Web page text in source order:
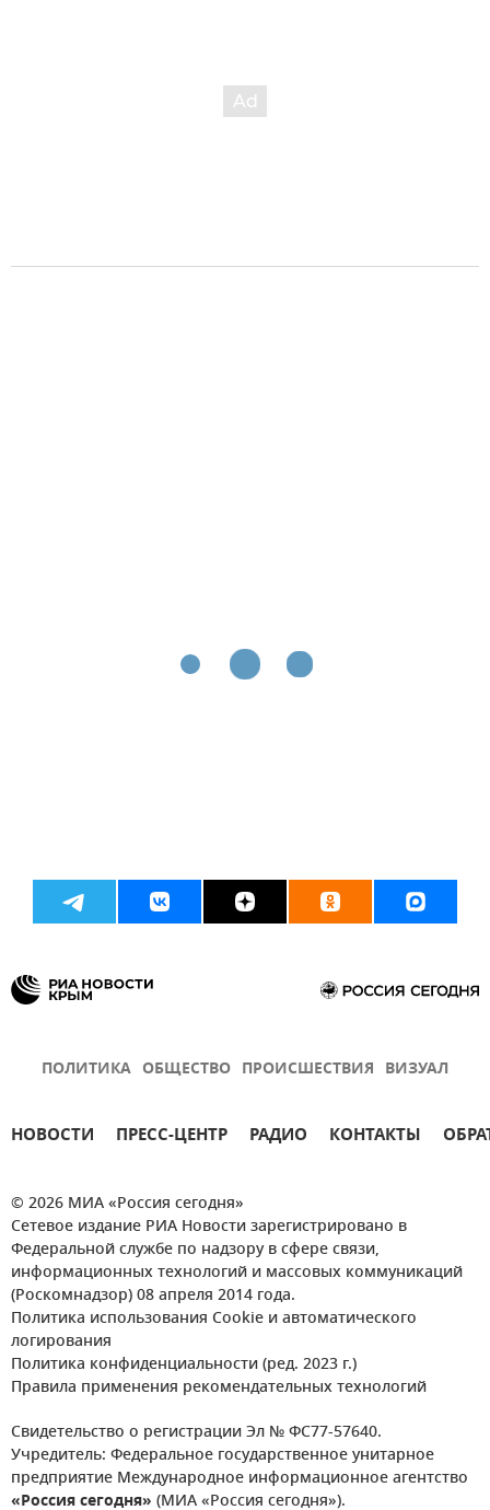
ПОЛИТИКА ОБЩЕСТВО ПРОИСШЕСТВИЯ ВИЗУАЛ
НОВОСТИ ПРЕСС-ЦЕНТР РАДИО КОНТАКТЫ
© 2026 МИА «Россия сегодня»
Сетевое издание РИА Новости зарегистрировано в
Федеральной службе по надзору в сфере связи,
информационных технологий и массовых коммуникаций
(Роскомнадзор) 08 апреля 2014 года.
Политика использования Cookie и автоматического
логирования
Политика конфиденциальности (ред. 2023 г.)
Правила применения рекомендательных технологий
Свидетельство о регистрации Эл № ФС77-57640.
Учредитель: Федеральное государственное унитарное
предприятие Международное информационное агентство
«Россия сегодня» (МИА «Россия сегодня»).